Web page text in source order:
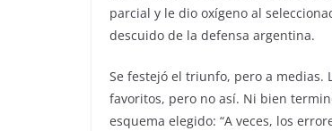
parcial y le dio oxígeno al
descuido de la defensa argentina.
Se festejó el triunfo, pero a medias.
favoritos, pero no así. Ni bien
esquema elegido: “A veces, los